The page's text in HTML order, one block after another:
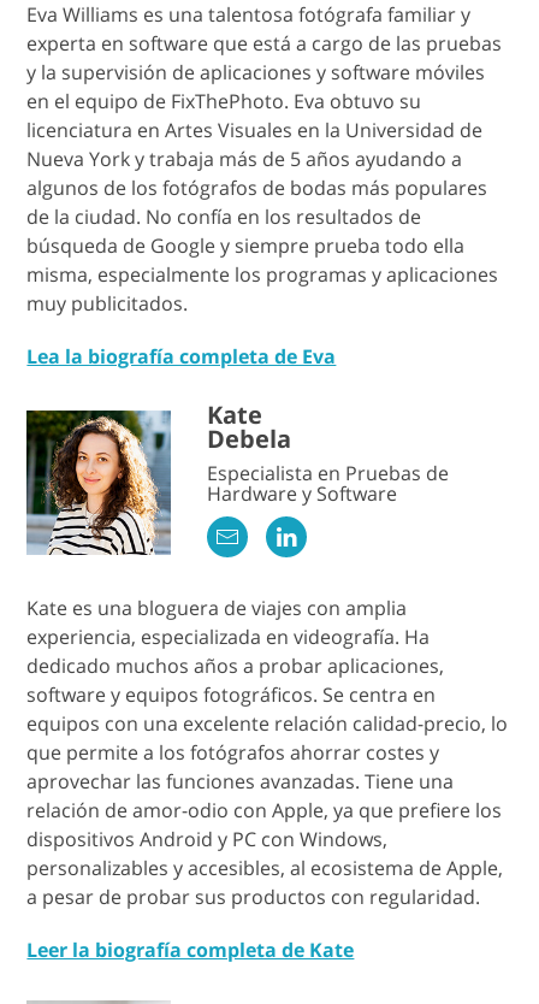
Eva Williams es una talentosa fotógrafa familiar y
experta en software que está a cargo de las pruebas
y la supervisión de aplicaciones y software móviles
en el equipo de FixThePhoto. Eva obtuvo su
licenciatura en Artes Visuales en la Universidad de
Nueva York y trabaja más de 5 años ayudando a
algunos de los fotógrafos de bodas más populares
de la ciudad. No confía en los resultados de
búsqueda de Google y siempre prueba todo ella
misma, especialmente los programas y aplicaciones
muy publicitados.
Lea la biografía completa de Eva
Kate
Debela
Especialista en Pruebas de
Hardware y Software
Kate es una bloguera de viajes con amplia
experiencia, especializada en videografía. Ha
dedicado muchos años a probar aplicaciones,
software y equipos fotográficos. Se centra en
equipos con una excelente relación calidad-precio, lo
que permite a los fotógrafos ahorrar costes y
aprovechar las funciones avanzadas. Tiene una
relación de amor-odio con Apple, ya que prefiere los
dispositivos Android y PC con Windows,
personalizables y accesibles, al ecosistema de Apple,
a pesar de probar sus productos con regularidad.
Leer la biografía completa de Kate